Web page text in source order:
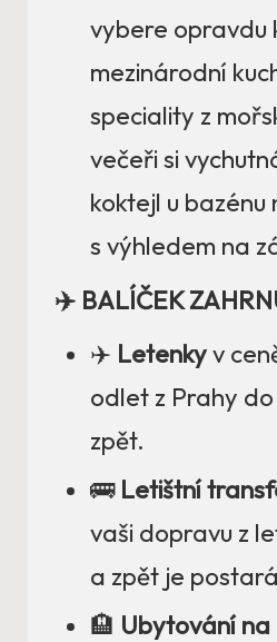
vybere opravdu
mezinárodní
speciality z
večeři si
koktejl u
s výhledem na
✈️ BALÍČEK
✈️ Letenkyv
odlet z Prahy
zpět.
🚌 Letištní
vaši dopravu z
a zpět je
🏨 Ubytování na